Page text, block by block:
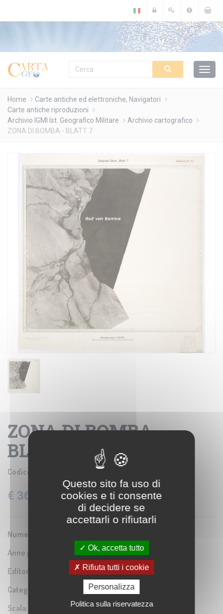
Home
Carte antiche ed elettroniche, Navigatori
Carte antiche riproduzioni
Archivio IGMI Ist. Geografico Militare
Archivio cartografico
ZONA DI BOMBA - BLATT 7
ZONA DI BOMBA -
BLATT 7
Codice prodotto: IGM SE005970
€ 36,60 IVA: 22% Inclusa
Numero Serie:
Anno pubblicazione:1942
Editore/Produttore: Istituto Geografico Militare
Categoria: Riproduzione di carta antica
Scala:
Questo sito fa uso di
cookies e ti consente
di decidere se
accettarli o rifiutarli
Ok, accetta tutto
Rifiuta tutti i cookie
Personalizza
Politica sulla riservatezza